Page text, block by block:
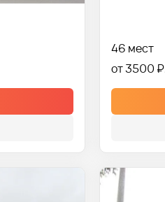
46 мест
от 3500 ₽